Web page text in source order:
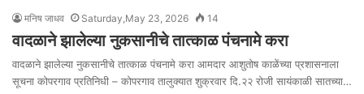
मनिष जाधव Saturday,May 23, 2026 14
वादळाने झालेल्या नुकसानीचे तात्काळ पंचनामे करा
वादळाने झालेल्या नुकसानीचे तात्काळ पंचनामे करा आमदार आशुतोष काळेंच्या प्रशासनाला
सूचना कोपरगाव प्रतिनिधी – कोपरगाव तालुक्यात शुक्रवार दि.२२ रोजी सायंकाळी सातच्या…